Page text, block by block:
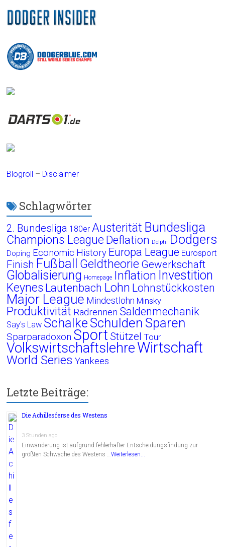
Blogroll – Disclaimer
Schlagwörter
2. Bundesliga 180er Austerität Bundesliga
Champions League Deflation Delphi Dodgers
Doping Economic History Europa League Eurosport
Finish Fußball Geldtheorie Gewerkschaft
Globalisierung Homepage Inflation Investition
Keynes Lautenbach Lohn Lohnstückkosten
Major League Mindestlohn Minsky
Produktivität Radrennen Saldenmechanik
Say's Law Schalke Schulden Sparen
Sparparadoxon Sport Stützel Tour
VolkswirtschaftslehreWirtschaft
World Series Yankees
Letzte Beiträge:
Die Achillesferse des Westens
3 Stunden ago
Einwanderung ist aufgrund fehlerhafter Entscheidungsfindung zur
größten Schwäche des Westens …Weiterlesen...